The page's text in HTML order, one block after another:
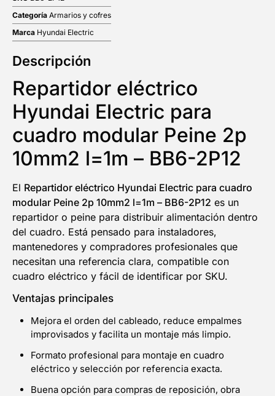
Categoría Armarios y cofres
Marca Hyundai Electric
Descripción
Repartidor eléctrico
Hyundai Electric para
cuadro modular Peine 2p
10mm2 l=1m – BB6-2P12
El Repartidor eléctrico Hyundai Electric para cuadro
modular Peine 2p 10mm2 l=1m – BB6-2P12 es un
repartidor o peine para distribuir alimentación dentro
del cuadro. Está pensado para instaladores,
mantenedores y compradores profesionales que
necesitan una referencia clara, compatible con
cuadro eléctrico y fácil de identificar por SKU.
Ventajas principales
Mejora el orden del cableado, reduce empalmes
improvisados y facilita un montaje más limpio.
Formato profesional para montaje en cuadro
eléctrico y selección por referencia exacta.
Buena opción para compras de reposición, obra